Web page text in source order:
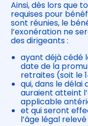
Ainsi, dès lors que
requises pour
sont réunies, le
l’exonération ne
des dirigeants :
ayant déjà cédé
date de la
retraites (soit le
qui, dans le délai
auraient atteint
applicable
et qui seront
l’âge légal